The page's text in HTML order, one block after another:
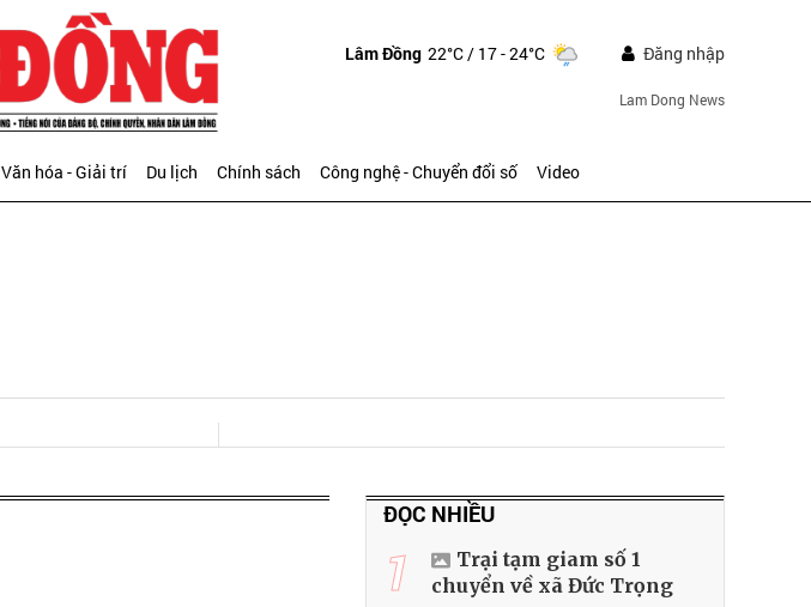
Lâm Đồng 22°C/ 17 - 24°C Đăng nhập
Lam Dong News
Văn hóa - Giải trí Du lịch Chính sách Công nghệ - Chuyển đổi số Video
ĐỌC NHIỀU
1
Trại tạm giam số 1
chuyển về xã Đức Trọng